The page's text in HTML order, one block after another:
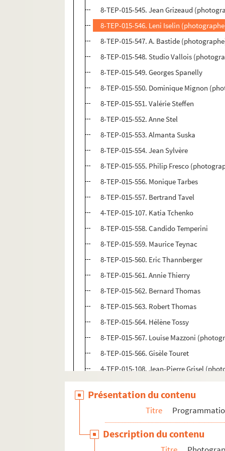
8-TEP-015-545. Jean Grizeaud
8-TEP-015-546. Leni Iselin
8-TEP-015-547. A. Bastide
8-TEP-015-548. Studio Vallois
8-TEP-015-549. Georges Spanelly
8-TEP-015-550. Dominique Mignon
8-TEP-015-551. Valérie Steffen
8-TEP-015-552. Anne Stel
8-TEP-015-553. Almanta Suska
8-TEP-015-554. Jean Sylvère
8-TEP-015-555. Philip Fresco
8-TEP-015-556. Monique Tarbes
8-TEP-015-557. Bertrand Tavel
4-TEP-015-107. Katia Tchenko
8-TEP-015-558. Candido Temperini
8-TEP-015-559. Maurice Teynac
8-TEP-015-560. Eric Thannberger
8-TEP-015-561. Annie Thierry
8-TEP-015-562. Bernard Thomas
8-TEP-015-563. Robert Thomas
8-TEP-015-564. Hélène Tossy
8-TEP-015-567. Louise Mazzoni
8-TEP-015-566. Gisèle Touret
4-TEP-015-108. Jean-Pierre Grisel
8-TEP-015-567. Guy Tréjean
8-TEP-015-568. Gaston Vacchia
8-TEP-015-569. Lucienne Chevert
8-TEP-015-570. Jean-Claude Valaury
4-TEP-015-109. Jean Lenoir
Présentation du contenu
Titre
Description du contenu